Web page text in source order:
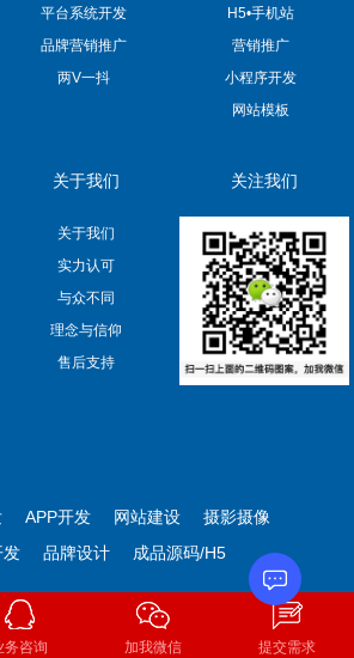
平台系统开发
品牌营销推广
两V一抖
H5•手机站
营销推广
小程序开发
网站模板
关于我们
关于我们
实力认可
与众不同
理念与信仰
售后支持
关注我们
APP开发 网站建设
摄影摄像
发 品牌设计
成品源码/H5
务咨询 加我微信 提交需求